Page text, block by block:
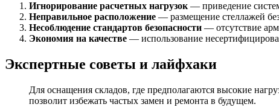
Игнорирование расчетных нагрузок — приведение
Неправильное расположение — размещение стеллажей
Несоблюдение стандартов безопасности — отсутствие
Экономия на качестве — использование
Экспертные советы и лайфхаки
Для оснащения складов, где предполагаются высокие
позволит избежать частых замен и ремонта в будущем.